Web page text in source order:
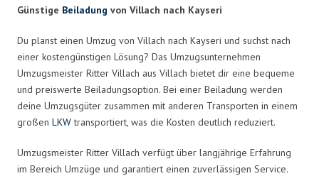
Günstige Beiladung von Villach nach Kayseri
Du planst einen Umzug von Villach nach Kayseri und suchst nach
einer kostengünstigen Lösung? Das Umzugsunternehmen
Umzugsmeister Ritter Villach aus Villach bietet dir eine bequeme
und preiswerte Beiladungsoption. Bei einer Beiladung werden
deine Umzugsgüter zusammen mit anderen Transporten in einem
großen LKWtransportiert, was die Kosten deutlich reduziert.
Umzugsmeister Ritter Villach verfügt über langjährige Erfahrung
im Bereich Umzüge und garantiert einen zuverlässigen Service.